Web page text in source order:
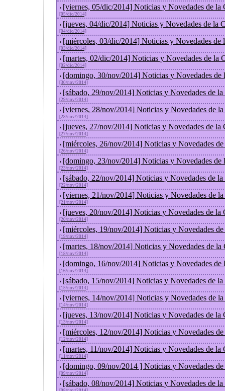
› [viernes, 05/dic/2014] Noticias y Novedades de la
[05/dic/2014]
› [jueves, 04/dic/2014] Noticias y Novedades de la
[04/dic/2014]
› [miércoles, 03/dic/2014] Noticias y Novedades de
[03/dic/2014]
› [martes, 02/dic/2014] Noticias y Novedades de la
[02/dic/2014]
› [domingo, 30/nov/2014] Noticias y Novedades de
[30/nov/2014]
› [sábado, 29/nov/2014] Noticias y Novedades de
[29/nov/2014]
› [viernes, 28/nov/2014] Noticias y Novedades de
[28/nov/2014]
› [jueves, 27/nov/2014] Noticias y Novedades de la
[27/nov/2014]
› [miércoles, 26/nov/2014] Noticias y Novedades
[26/nov/2014]
› [domingo, 23/nov/2014] Noticias y Novedades de
[23/nov/2014]
› [sábado, 22/nov/2014] Noticias y Novedades de
[22/nov/2014]
› [viernes, 21/nov/2014] Noticias y Novedades de
[21/nov/2014]
› [jueves, 20/nov/2014] Noticias y Novedades de la
[20/nov/2014]
› [miércoles, 19/nov/2014] Noticias y Novedades
[19/nov/2014]
› [martes, 18/nov/2014] Noticias y Novedades de la
[18/nov/2014]
› [domingo, 16/nov/2014] Noticias y Novedades de
[16/nov/2014]
› [sábado, 15/nov/2014] Noticias y Novedades de
[15/nov/2014]
› [viernes, 14/nov/2014] Noticias y Novedades de
[14/nov/2014]
› [jueves, 13/nov/2014] Noticias y Novedades de la
[13/nov/2014]
› [miércoles, 12/nov/2014] Noticias y Novedades
[12/nov/2014]
› [martes, 11/nov/2014] Noticias y Novedades de la
[11/nov/2014]
› [domingo, 09/nov/2014 ] Noticias y Novedades
[09/nov/2014]
› [sábado, 08/nov/2014] Noticias y Novedades de